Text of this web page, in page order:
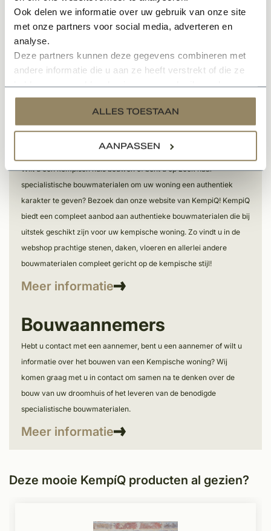
Ook delen we informatie over uw gebruik van onze site
met onze partners voor social media, adverteren en
analyse.
Deze partners kunnen deze gegevens combineren met
andere informatie die u aan ze heeft verstrekt of die ze
services.
ALLES TOESTAAN
AANPASSEN
Over KempíQ
Wilt u een kempisch huis bouwen of bent u op zoek naar
specialistische bouwmaterialen om uw woning een authentiek
karakter te geven? Bezoek dan onze website van KempiQ! KempiQ
biedt een compleet aanbod aan authentieke bouwmaterialen die bij
uitstek geschikt zijn voor uw kempische woning. Zo vindt u in de
webshop prachtige stenen, daken, vloeren en allerlei andere
bouwmaterialen compleet gericht op de kempische stijl!
Meer informatie
Bouwaannemers
Hebt u contact met een aannemer, bent u een aannemer of wilt u
informatie over het bouwen van een Kempische woning? Wij
komen graag met u in contact om samen na te denken over de
bouw van uw droomhuis of het leveren van de benodigde
specialistische bouwmaterialen.
Meer informatie
Deze mooie KempíQ producten al gezien?